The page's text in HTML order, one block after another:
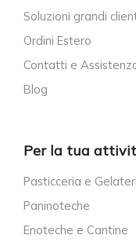
Soluzioni grandi
Ordini Estero
Contatti e
Blog
Per la tua
Pasticceria e
Paninoteche
Enoteche e Cantine